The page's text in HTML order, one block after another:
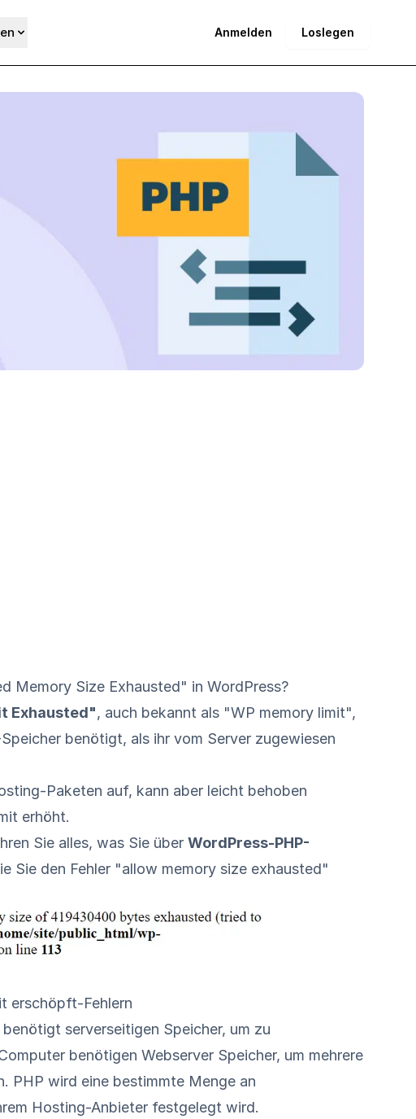
Anmelden Loslegen
Memory Size Exhausted" in WordPress?
Exhausted", auch bekannt als "WP memory limit",
benötigt, als ihr vom Server zugewiesen
Paketen auf, kann aber leicht behoben
erhöht.
Sie alles, was Sie überWordPress-PHP-
Sie den Fehler "allow memory size exhausted"
erschöpft-Fehlern
serverseitigen Speicher, um zu
benötigen Webserver Speicher, um mehrere
PHP wird eine bestimmte Menge an
Hosting-Anbieter festgelegt wird.